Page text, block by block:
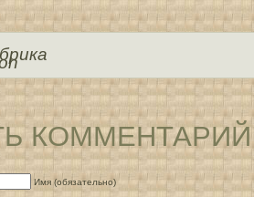
КОММЕНТАРИЙ
Имя (обязательно)